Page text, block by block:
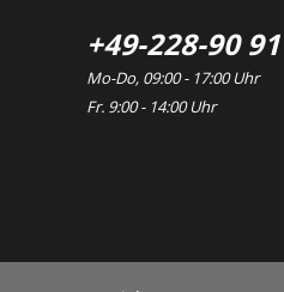
+49-228-90
Mo-Do, 09:00 - 17:00 Uhr
Fr. 9:00 - 14:00 Uhr